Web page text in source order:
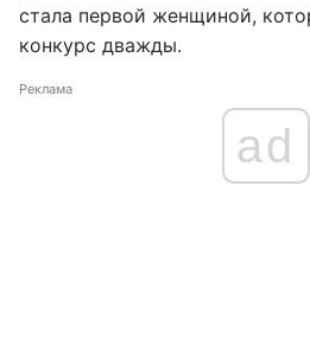
стала первой женщиной,
конкурс дважды.
Реклама
ad